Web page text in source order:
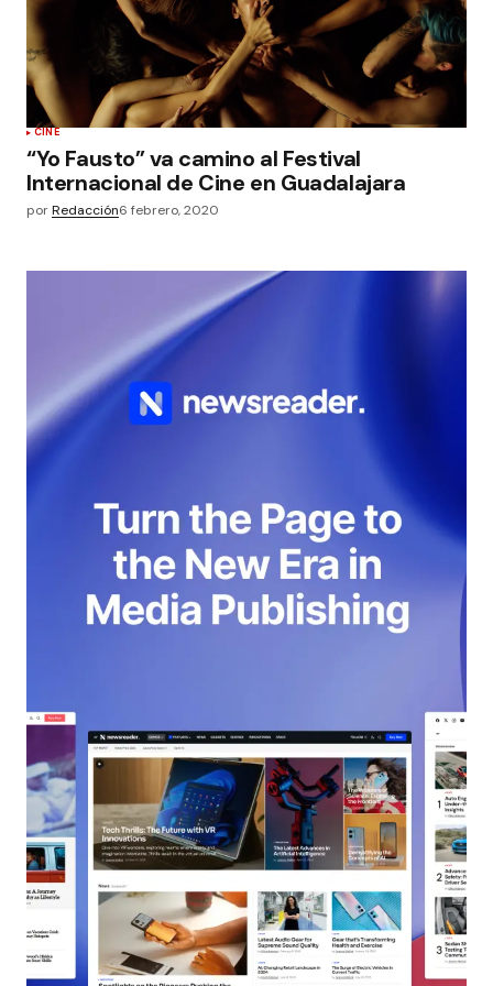
CINE
“Yo Fausto” va camino al Festival
Internacional de Cine en Guadalajara
porRedacción6 febrero, 2020